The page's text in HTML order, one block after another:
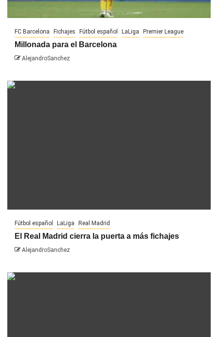
FC Barcelona Fichajes Fútbol español LaLiga Premier League
Millonada para el Barcelona
AlejandroSanchez
Fútbol español LaLiga Real Madrid
El Real Madrid cierra la puerta a más fichajes
AlejandroSanchez